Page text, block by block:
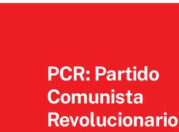
PCR: Partido
Comunista
Revolucionario